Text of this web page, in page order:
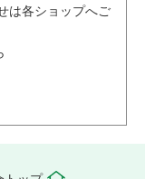
は各ショップへご